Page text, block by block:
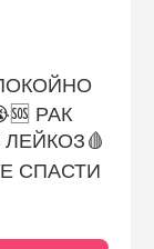
РАК
СПАСТИ